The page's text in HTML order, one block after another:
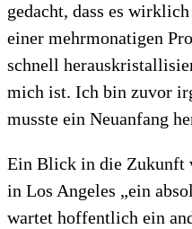
gedacht, dass es
einer mehrmonatigen
schnell
mich ist. Ich bin zuvor
musste ein Neuanfang
Ein Blick in die Zukunft
in Los Angeles „ein
wartet hoffentlich ein